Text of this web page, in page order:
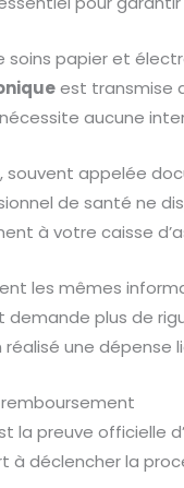
soins papier et
est transmise
aucune
, souvent appelée
de santé ne
à votre caisse
les mêmes
plus de
une dépense
la preuve officielle
à déclencher la